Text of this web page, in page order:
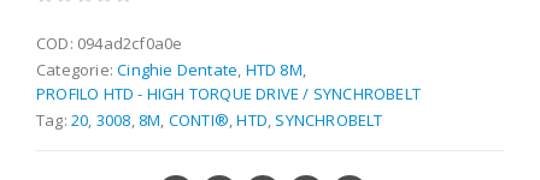
COD: 094ad2cf0a0e
Categorie:Cinghie Dentate HTD 8M
PROFILO HTD - HIGH TORQUE DRIVE / SYNCHROBELT
Tag: 20 3008 8M CONTI® ,HTD SYNCHROBELT